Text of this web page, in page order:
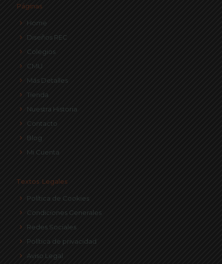
Páginas
Home
Diseños REC
Colegios
CMU
Más Detalles
Tienda
Nuestra Historia
Contacto
Blog
Mi Cuenta
Textos Legales
Política de Cookies
Condiciones Generales
Redes Sociales
Política de privacidad
Aviso Legal